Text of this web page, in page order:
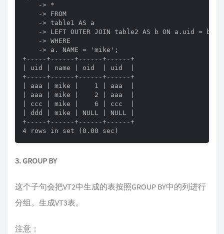
    -> *
    -> FROM
    -> table1 AS a
-> LEFT OUTER JOIN table2 AS b ON a.uid =
    -> WHERE
    -> a. NAME = 'mike';
+-----+------+------+------+
| uid | name | oid  | uid  |
+-----+------+------+------+
| aaa | mike |    1 | aaa  |
| aaa | mike |    2 | aaa  |
| ccc | mike |    6 | ccc  |
| ddd | mike | NULL | NULL |
+-----+------+------+------+
4 rows in set (0.00 sec)
3. GROUP BY
这个子句会把VT2中生成的表按照GROUP BY中的列进行
分组。生成VT3表。
注意：